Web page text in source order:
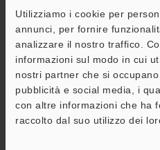
Utilizziamo i cookie per
annunci, per fornire
analizzare il nostro traffico.
informazioni sul modo in cui
nostri partner che si
pubblicità e social media, i
con altre informazioni che ha
raccolto dal suo utilizzo dei
Alimentazione / I/O